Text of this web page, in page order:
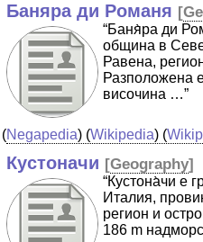
Баняра ди Романя [
“Баня̀ра ди
община в
Равена,
Разположена
височина …”
(Negapedia) (Wikipedia) (
Кустоначи [Geography]
“Кустона̀чи е
Италия,
регион и
186 m